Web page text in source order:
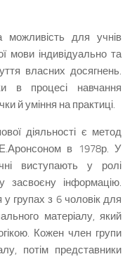
для учнів
мови індивідуально та
власних досягнень.
в процесі навчання
й уміння на практиці.
діяльності є метод
в 1978р. У
виступають у ролі
засвоєну інформацію.
групах з 6 чоловік для
матеріалу, який
Кожен член групи
потім представники